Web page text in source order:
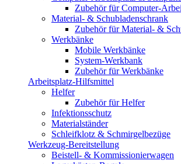
Zubehör für Computer-
Material- & Schubladenschrank
Zubehör für Material- &
Werkbänke
Mobile Werkbänke
System-Werkbank
Zubehör für Werkbänke
Arbeitsplatz-Hilfsmittel
Helfer
Zubehör für Helfer
Infektionsschutz
Materialständer
Schleifklotz & Schmirgelbezüge
Werkzeug-Bereitstellung
Beistell- & Kommissionierwagen